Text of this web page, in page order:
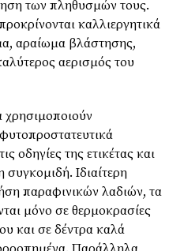
των πληθυσμών τους.
καλλιεργητικά
αραίωμα βλάστησης,
αερισμός του
χρησιμοποιούν
οδηγίες της ετικέτας και
Ιδιαίτερη
παραφινικών λαδιών, τα
μόνο σε θερμοκρασίες
και σε δέντρα καλά